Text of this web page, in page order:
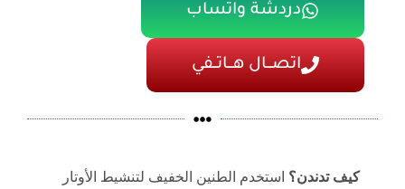
دردشة واتساب
اتصـــال هـــاتــفي
كيف تدندن؟ استخدم الطنين الخفيف لتنشيط الأوتار